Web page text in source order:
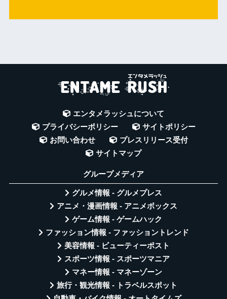
エンタメラッシュについて
プライバシーポリシー
サイトポリシー
お問い合わせ
プレスリリース受付
サイトマップ
グループメディア
グルメ情報 - グルメプレス
アニメ・漫画情報 - アニメボックス
ゲーム情報 - ゲームハック
ファッション情報 - ファッショントレンド
美容情報 - ビューティーポスト
スポーツ情報 - スポーツマニア
マネー情報 - マネーゾーン
旅行・観光情報 - トラベルスポット